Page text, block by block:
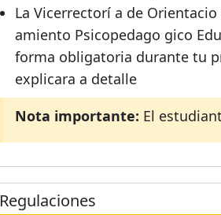
La Vicerrectorí a de
amiento Psicopedago gico
forma obligatoria durante tu
explicara a detalle
Nota importante: El
Regulaciones